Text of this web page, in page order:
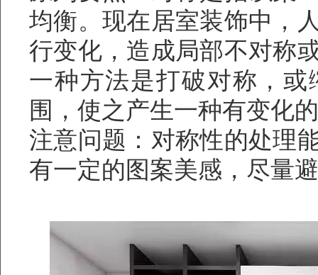
均衡。现在居室装饰中，
行变化，造成局部不对称
一种方法是打破对称，
围，使之产生一种有变化
注意问题：对称性的处理
有一定的图案美感，尽量